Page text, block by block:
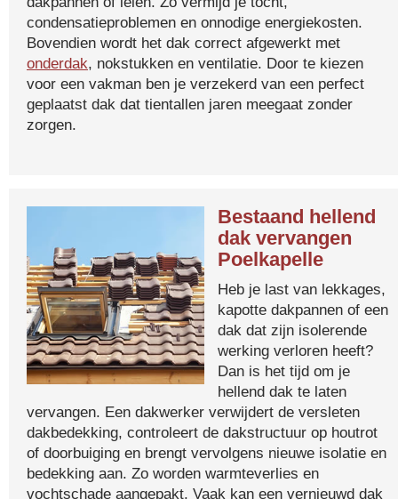
condensatieproblemen en onnodige energiekosten.
Bovendien wordt het dak correct afgewerkt met
onderdak, nokstukken en ventilatie. Door te kiezen
voor een vakman ben je verzekerd van een perfect
geplaatst dak dat tientallen jaren meegaat zonder
zorgen.
Bestaand hellend
dak vervangen
Poelkapelle
Heb je last van lekkages,
kapotte dakpannen of een
dak dat zijn isolerende
werking verloren heeft?
Dan is het tijd om je
hellend dak te laten
vervangen. Een dakwerker verwijdert de versleten
dakbedekking, controleert de dakstructuur op houtrot
of doorbuiging en brengt vervolgens nieuwe isolatie en
bedekking aan. Zo worden warmteverlies en
vochtschade aangepakt. Vaak kan een vernieuwd dak